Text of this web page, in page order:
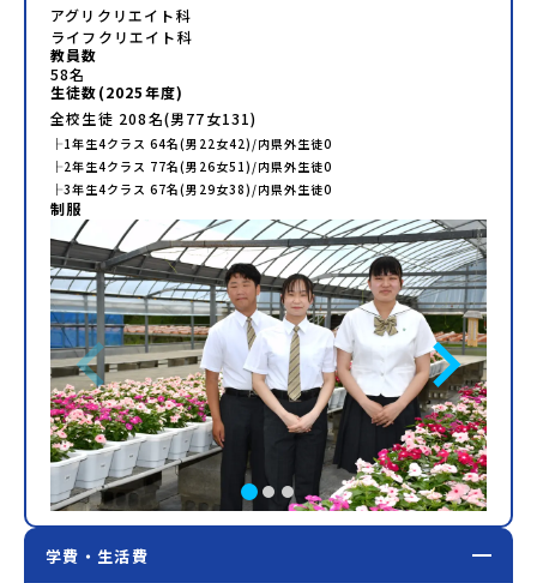
アグリクリエイト科
ライフクリエイト科
教員数
58名
生徒数(2025年度)
全校生徒 208名(男77女131)
├1年生4クラス 64名(男 22 女42)/内県外生徒0
├2年生4クラス 77名(男 26女51 )/内県外生徒0
├3年生4クラス 67名(男 29女38)/内県外生徒0
制服
学費・生活費